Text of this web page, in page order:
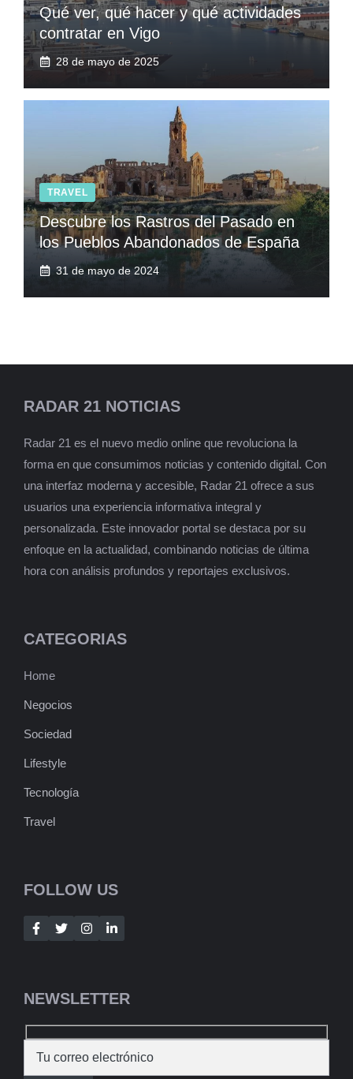
Qué ver, qué hacer y qué actividades
contratar en Vigo
28 de mayo de 2025
TRAVEL
Descubre los Rastros del Pasado en
los Pueblos Abandonados de España
31 de mayo de 2024
RADAR 21 NOTICIAS
Radar 21 es el nuevo medio online que revoluciona la
forma en que consumimos noticias y contenido digital. Con
una interfaz moderna y accesible, Radar 21 ofrece a sus
usuarios una experiencia informativa integral y
personalizada. Este innovador portal se destaca por su
enfoque en la actualidad, combinando noticias de última
hora con análisis profundos y reportajes exclusivos.
CATEGORIAS
Home
Negocios
Sociedad
Lifestyle
Tecnología
Travel
FOLLOW US
NEWSLETTER